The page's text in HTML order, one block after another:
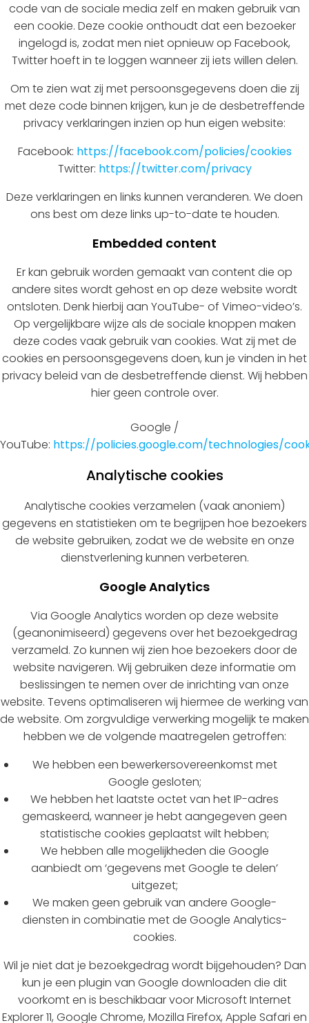
code van de sociale media zelf en maken gebruik van
een cookie. Deze cookie onthoudt dat een bezoeker
ingelogd is, zodat men niet opnieuw op Facebook,
Twitter hoeft in te loggen wanneer zij iets willen delen.
Om te zien wat zij met persoonsgegevens doen die zij
met deze code binnen krijgen, kun je de desbetreffende
privacy verklaringen inzien op hun eigen website:
Facebook: https://facebook.com/policies/cookies
Twitter: https://twitter.com/privacy
Deze verklaringen en links kunnen veranderen. We doen
ons best om deze links up-to-date te houden.
Embedded content
Er kan gebruik worden gemaakt van content die op
andere sites wordt gehost en op deze website wordt
ontsloten. Denk hierbij aan YouTube- of Vimeo-video’s.
Op vergelijkbare wijze als de sociale knoppen maken
deze codes vaak gebruik van cookies. Wat zij met de
cookies en persoonsgegevens doen, kun je vinden in het
privacy beleid van de desbetreffende dienst. Wij hebben
hier geen controle over.
Google /
YouTube: https://policies.google.com/technologies/
Analytische cookies
Analytische cookies verzamelen (vaak anoniem)
gegevens en statistieken om te begrijpen hoe bezoekers
de website gebruiken, zodat we de website en onze
dienstverlening kunnen verbeteren.
Google Analytics
Via Google Analytics worden op deze website
(geanonimiseerd) gegevens over het bezoekgedrag
verzameld. Zo kunnen wij zien hoe bezoekers door de
website navigeren. Wij gebruiken deze informatie om
beslissingen te nemen over de inrichting van onze
website. Tevens optimaliseren wij hiermee de werking van
de website. Om zorgvuldige verwerking mogelijk te maken
hebben we de volgende maatregelen getroffen:
We hebben een bewerkersovereenkomst met
Google gesloten;
We hebben het laatste octet van het IP-adres
gemaskeerd, wanneer je hebt aangegeven geen
statistische cookies geplaatst wilt hebben;
We hebben alle mogelijkheden die Google
aanbiedt om ‘gegevens met Google te delen’
uitgezet;
We maken geen gebruik van andere Google-
diensten in combinatie met de Google Analytics-
cookies.
Wil je niet dat je bezoekgedrag wordt bijgehouden? Dan
kun je een plugin van Google downloaden die dit
voorkomt en is beschikbaar voor Microsoft Internet
Explorer 11, Google Chrome, Mozilla Firefox, Apple Safari en